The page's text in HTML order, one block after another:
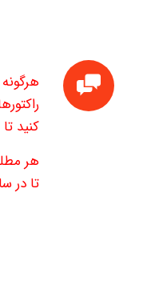
کنید
هر
تا در